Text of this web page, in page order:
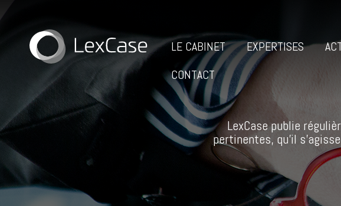
LE CABINET EXPERTISES
CONTACT
LexCase publie
pertinentes, qu’il